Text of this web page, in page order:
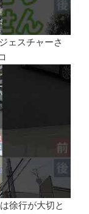
ェスチャーさ
徐行が大切と